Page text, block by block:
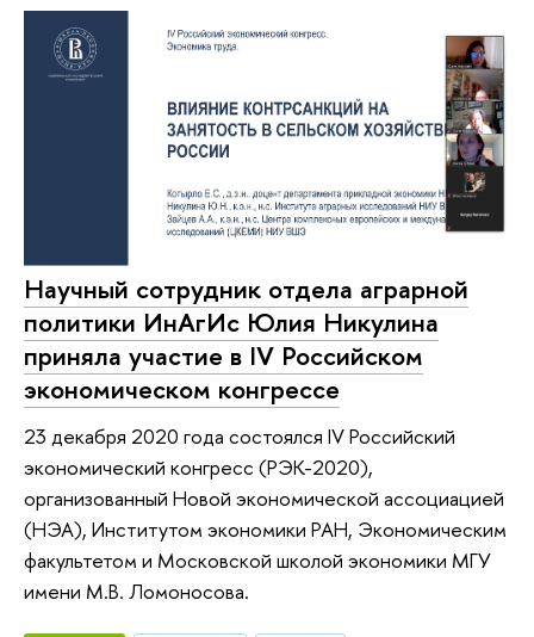
Научный сотрудник отдела аграрной
политики ИнАгИс Юлия Никулина
приняла участие в IV Российском
экономическом конгрессе
23 декабря 2020 года состоялся IV Российский
экономический конгресс (РЭК-2020),
организованный Новой экономической ассоциацией
(НЭА), Институтом экономики РАН, Экономическим
факультетом и Московской школой экономики МГУ
имени М.В. Ломоносова.